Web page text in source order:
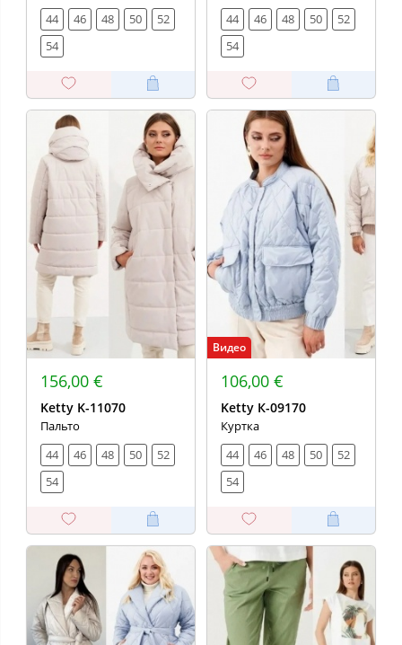
44
46 48 50
52
54
44
46 48 50
52
54
156,00 €
Ketty K-11070
Пальто
44
46 48 50
52
54
Видео
106,00 €
Ketty К-09170
Куртка
44
46 48 50
52
54